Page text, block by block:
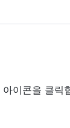
아이콘을 클릭